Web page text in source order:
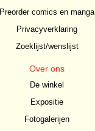
Preorder comics en manga
Privacyverklaring
Zoeklijst/wenslijst
Over ons
De winkel
Expositie
Fotogalerijen